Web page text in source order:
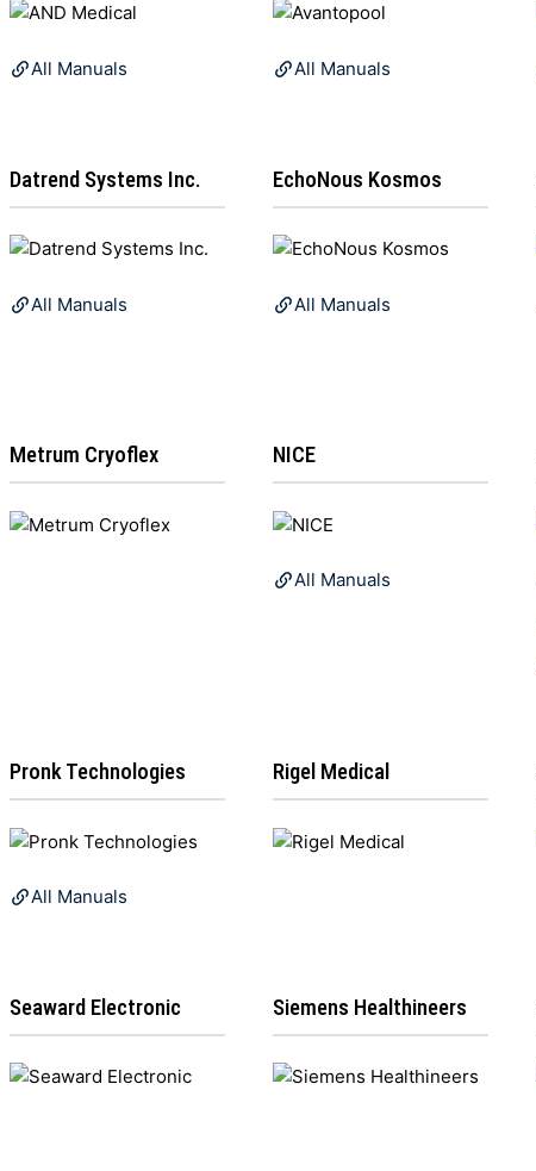
All Manuals All Manuals
Datrend Systems Inc.
All Manuals
EchoNous Kosmos
All Manuals
Metrum Cryoflex NICE
All Manuals
Pronk Technologies
All Manuals
Rigel Medical
Seaward Electronic Siemens Healthineers